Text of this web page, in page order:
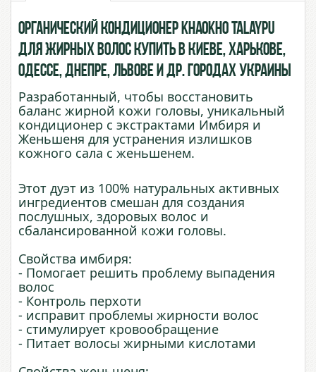
Органический Кондиционер Khaokho Talaypu
для жирных волос купить в Киеве, Харькове,
Одессе, Днепре, Львове и др. городах Украины
Разработанный, чтобы восстановить
баланс жирной кожи головы, уникальный
кондиционер с экстрактами Имбиря и
Женьшеня для устранения излишков
кожного сала с женьшенем.
Этот дуэт из 100% натуральных активных
ингредиентов смешан для создания
послушных, здоровых волос и
сбалансированной кожи головы.
Свойства имбиря:
- Помогает решить проблему выпадения
волос
- Контроль перхоти
- исправит проблемы жирности волос
- стимулирует кровообращение
- Питает волосы жирными кислотами